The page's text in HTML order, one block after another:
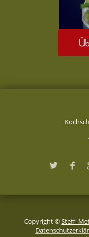
Copyright ©Steffi